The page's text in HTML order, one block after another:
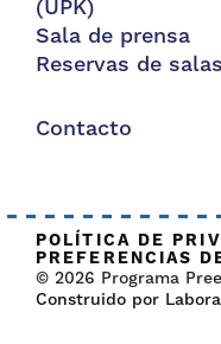
(UPK)
Sala de prensa
Reservas de
Contacto
POLÍTICA DE
PREFERENCIAS
© 2026 Programa
Construido por